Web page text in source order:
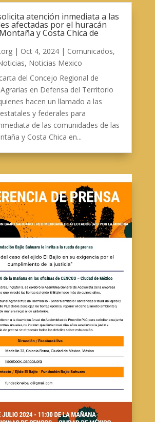
atención inmediata a las
afectadas por el huracán
y Costa Chica de
| Oct 4, 2024| Comunicados,
, Noticias Mexico
del Concejo Regional de
en Defensa del Territorio
hacen un llamado a las
y federales para
de las comunidades de las
y Costa Chica en...